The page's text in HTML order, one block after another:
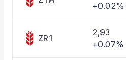
+0.02%
ZR1
2,93
+0.07%